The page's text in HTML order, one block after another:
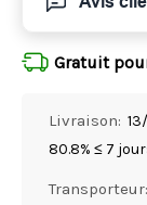
Gratuit
Livraison:
80.8% ≤ 7
Transporteur: